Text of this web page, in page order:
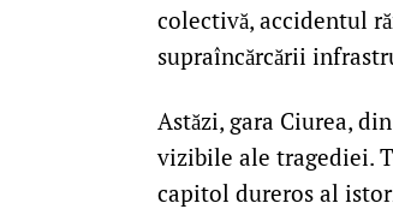
colectivă, accidentul
supraîncărcării
Astăzi, gara Ciurea,
vizibile ale tragediei.
capitol dureros al